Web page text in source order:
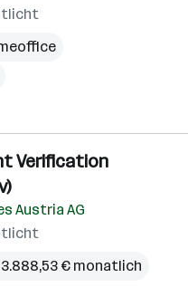
Verification
Austria AG
3.888,53 € monatlich